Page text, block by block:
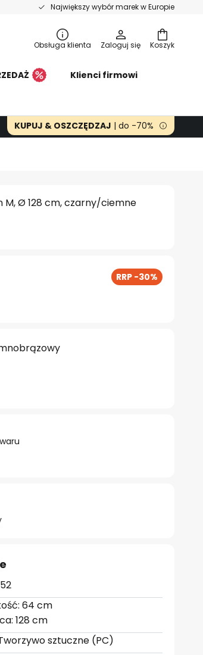
Największy wybór marek w Europie
Koszyk
Obsługa klienta Zaloguj się
Klienci firmowi
KUPUJ & OSZCZĘDZAJ | do -70%
Ø 128 cm, czarny/ciemne
RRP -30%
64 cm
128 cm
sztuczne (PC)